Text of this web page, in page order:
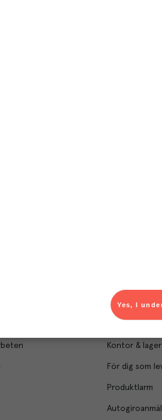
Du som är Menigo-
Kundservice
Kontor & lager
För dig som
Produktlarm
Yes, I